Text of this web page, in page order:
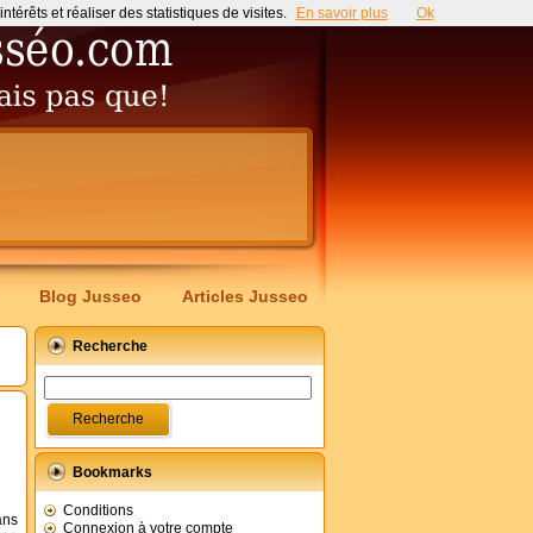
Blog Jusseo Articles Jusseo
Recherche
Bookmarks
Conditions
Connexion à votre compte
et réaliser des statistiques de visites. En savoir plus Ok